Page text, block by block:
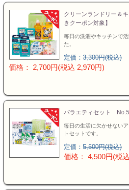
クリーンランドリー＆
きクーポン対象】
毎日の洗濯やキッチンで
た。
定価： 3,300円(税込)
価格： 2,700円(税込 2,970円)
バラエティセット
毎日の生活に欠かせない
トセットです。
定価： 5,500円(税込)
価格： 4,500円(税